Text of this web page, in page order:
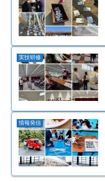
実技研修
情報発信